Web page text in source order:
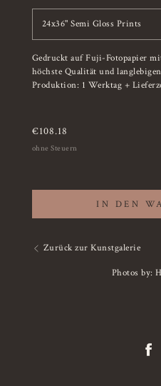
24x36" Semi Gloss Prints
Gedruckt auf Fuji-Fotopapier
höchste Qualität und
Produktion: 1 Werktag +
€108.18
ohne Steuern
IN DEN
Zurück zur Kunstgalerie
Photos by: